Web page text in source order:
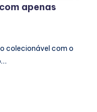
apenas
colecionável com o